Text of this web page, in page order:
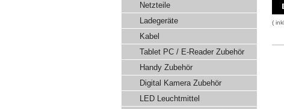
Netzteile
Ladegeräte
Kabel
Tablet PC / E-Reader Zubehör
Handy Zubehör
Digital Kamera Zubehör
LED Leuchtmittel
(